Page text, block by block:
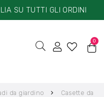
SU TUTTI GLI ORDINI
0
da giardino
Casette da